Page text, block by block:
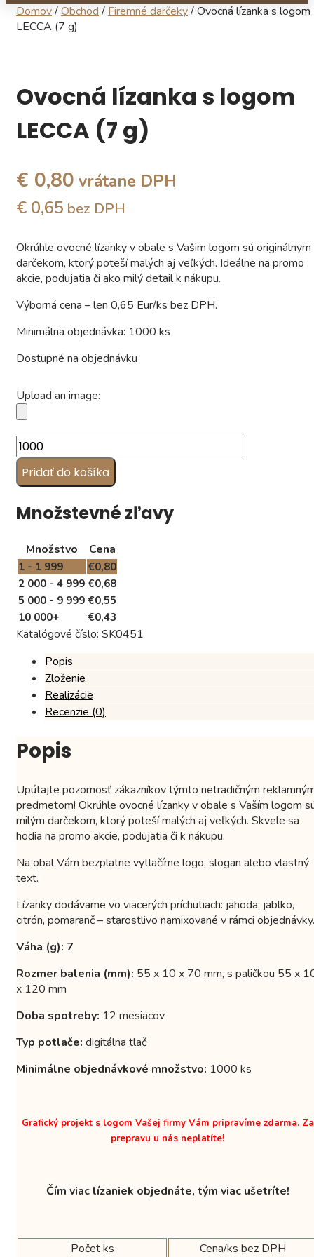
Domov/Obchod / Firemné darčeky/ Ovocná lízanka s logom
LECCA (7 g)
Ovocná lízanka s logom
LECCA (7 g)
€ 0,80 vrátane DPH
€ 0,65 bez DPH
Okrúhle ovocné lízanky v obale s Vašim logom sú originálnym
darčekom, ktorý poteší malých aj veľkých. Ideálne na promo
akcie, podujatia či ako milý detail k nákupu.
Výborná cena – len 0,65 Eur/ks bez DPH.
Minimálna objednávka: 1000 ks
Dostupné na objednávku
Upload an image:
množstvo
Ovocná
lízanka
s
logom
LECCA
Pridať do košíka
Množstevné zľavy
Množstvo Cena
1 - 1 999 €0,80
2 000 - 4 999 €0,68
5 000 - 9 999 €0,55
10 000+
€0,43
Katalógové číslo: SK0451
Popis
Zloženie
Realizácie
Recenzie (0)
Popis
Upútajte pozornosť zákazníkov týmto netradičným
predmetom! Okrúhle ovocné lízanky v obale s Vaším logom
milým darčekom, ktorý poteší malých aj veľkých. Skvele sa
hodia na promo akcie, podujatia či k nákupu.
Na obal Vám bezplatne vytlačíme logo, slogan alebo vlastný
text.
Lízanky dodávame vo viacerých príchutiach: jahoda, jablko,
citrón, pomaranč – starostlivo namixované v rámci objednávky.
Váha (g): 7
Rozmer balenia (mm): 55 x 10 x 70 mm, s paličkou 55 x
x 120 mm
Doba spotreby: 12 mesiacov
Typ potlače: digitálna tlač
Minimálne objednávkové množstvo: 1000 ks
Grafický projekt s logom Vašej firmy Vám pripravíme zdarma. Za
prepravu u nás neplatíte!
Čím viac lízaniek objednáte, tým viac ušetríte!
Počet ks Cena/ks bez DPH